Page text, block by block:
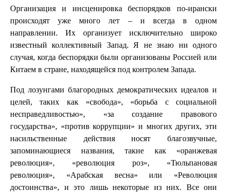
Организация и инсценировка беспорядков по-ирански
происходят уже много лет – и всегда в одном
направлении. Их организует исключительно широко
известный коллективный Запад. Я не знаю ни одного
случая, когда беспорядки были организованы Россией или
Китаем в стране, находящейся под контролем Запада.
Под лозунгами благородных демократических идеалов и
целей, таких как «свобода», «борьба с социальной
несправедливостью», «за создание правового
государства», «против коррупции» и многих других, эти
насильственные действия носят благозвучные,
запоминающиеся названия, такие как «оранжевая
революция», «революция роз», «Тюльпановая
революция», «Арабская весна» или «Революция
достоинства», и это лишь некоторые из них. Все они